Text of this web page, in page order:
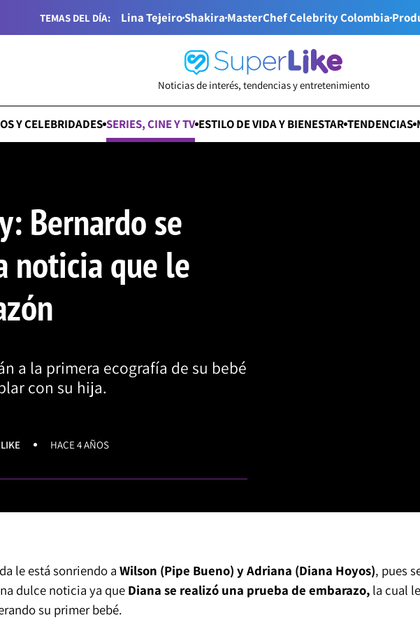
TEMAS DEL DÍA: Lina TejeiroShakiraMasterChef Celebrity Colombia
Noticias de interés, tendencias y entretenimiento
Y CELEBRIDADES SERIES, CINE Y TV ESTILO DE VIDA Y BIENESTAR TENDENCIAS
Bernardo se
noticia que le
a la primera ecografía de su bebé
con su hija.
HACE 4 AÑOS
le está sonriendo a Wilson (Pipe Bueno) y Adriana (Diana Hoyos), pues
dulce noticia ya que Diana se realizó una prueba de embarazo,la cual le
su primer bebé.